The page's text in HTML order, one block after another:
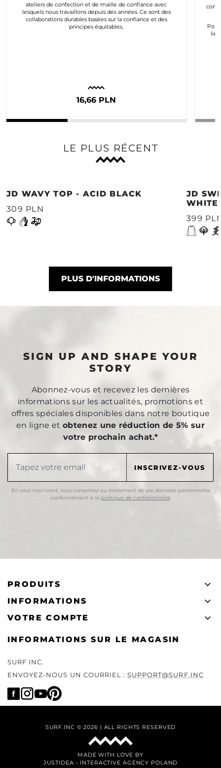
ateliers de confection et de maille de confiance avec
lesquels nous travaillons depuis des années. Ce sont des
collaborations durables basées sur la confiance et des
principes équitables.
16,66 PLN
LE PLUS RÉCENT
JD WAVY TOP - ACID BLACK
309 PLN
JD
WHITE
399
PLUS D'INFORMATIONS
SIGN UP AND SHAPE YOUR
STORY
Abonnez-vous et recevez les dernières
informations sur les actualités, promotions et
offres spéciales disponibles dans notre boutique
en ligne et obtenez une réduction de 5% sur
votre prochain achat.*
En vous inscrivant, vous consentez au traitement de vos données personnelles
conformément à la politique de confidentialité.
PRODUITS 
INFORMATIONS 
VOTRE COMPTE 
INFORMATIONS SUR LE MAGASIN
SURF INC.
ENVOYEZ-NOUS UN COURRIEL :SUPPORT@SURF.INC
SURF.INC © 2026 | ALL RIGHTS RESERVED
MADE WITH LOVE BY
JUSTIDEA - INTERACTIVE AGENCY POLAND